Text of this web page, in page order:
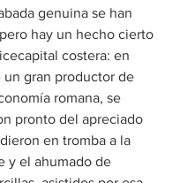
genuina se han
hay un hecho cierto
costera: en
un gran productor de
romana, se
pronto del apreciado
en tromba a la
y el ahumado de